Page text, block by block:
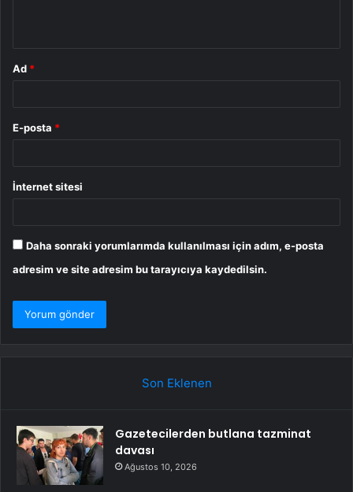
Ad *
E-posta *
İnternet sitesi
Daha sonraki yorumlarımda kullanılması için adım, e-posta
adresim ve site adresim bu tarayıcıya kaydedilsin.
Son Eklenen
Gazetecilerden butlana tazminat
davası
Ağustos 10, 2026